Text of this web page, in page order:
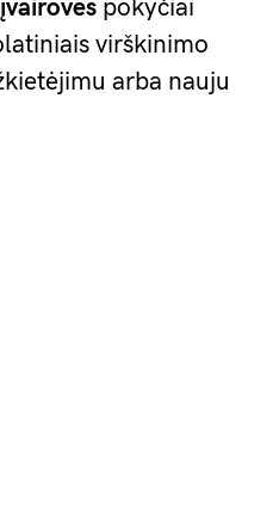
pokyčiai
virškinimo
arba nauju